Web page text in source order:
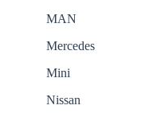
MAN
Mercedes
Mini
Nissan